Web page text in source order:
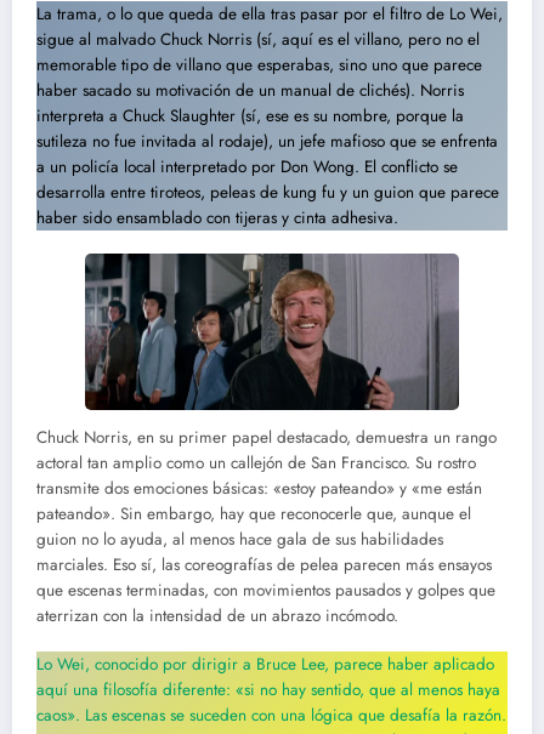
La trama, o lo que queda de ella tras pasar por el filtro de Lo Wei,
sigue al malvado Chuck Norris (sí, aquí es el villano, pero no el
memorable tipo de villano que esperabas, sino uno que parece
haber sacado su motivación de un manual de clichés). Norris
interpreta a Chuck Slaughter (sí, ese es su nombre, porque la
sutileza no fue invitada al rodaje), un jefe mafioso que se enfrenta
a un policía local interpretado por Don Wong. El conflicto se
desarrolla entre tiroteos, peleas de kung fu y un guion que parece
haber sido ensamblado con tijeras y cinta adhesiva.
Chuck Norris, en su primer papel destacado, demuestra un rango
actoral tan amplio como un callejón de San Francisco. Su rostro
transmite dos emociones básicas: «estoy pateando» y «me están
pateando». Sin embargo, hay que reconocerle que, aunque el
guion no lo ayuda, al menos hace gala de sus habilidades
marciales. Eso sí, las coreografías de pelea parecen más ensayos
que escenas terminadas, con movimientos pausados y golpes que
aterrizan con la intensidad de un abrazo incómodo.
Lo Wei, conocido por dirigir a Bruce Lee, parece haber aplicado
aquí una filosofía diferente: «si no hay sentido, que al menos haya
caos». Las escenas se suceden con una lógica que desafía la razón.